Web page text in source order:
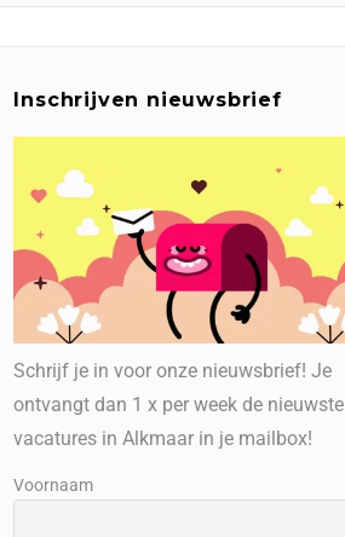
Inschrijven nieuwsbrief
Schrijf je in voor onze nieuwsbrief! Je
ontvangt dan 1 x per week de nieuwste
vacatures in Alkmaar in je mailbox!
Voornaam